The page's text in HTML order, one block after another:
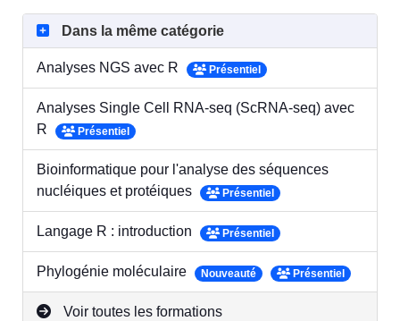
Dans la même catégorie
Analyses NGS avec R Présentiel
Analyses Single Cell RNA-seq (ScRNA-seq) avec
R
Présentiel
Bioinformatique pour l'analyse des séquences
nucléiques et protéiques
Présentiel
Langage R : introduction Présentiel
Phylogénie moléculaire Nouveauté Présentiel
Voir toutes les formations